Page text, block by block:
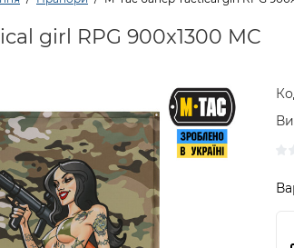
girl RPG 900x1300 MC